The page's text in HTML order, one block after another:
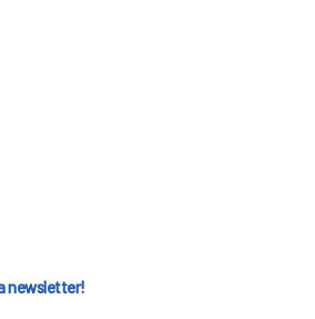
newsletter!